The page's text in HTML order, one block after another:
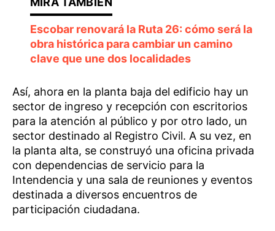
Escobar renovará la Ruta 26: cómo será la
obra histórica para cambiar un camino
clave que une dos localidades
Así, ahora en la planta baja del edificio hay un
sector de ingreso y recepción con escritorios
para la atención al público y por otro lado, un
sector destinado al Registro Civil. A su vez, en
la planta alta, se construyó una oficina privada
con dependencias de servicio para la
Intendencia y una sala de reuniones y eventos
destinada a diversos encuentros de
participación ciudadana.